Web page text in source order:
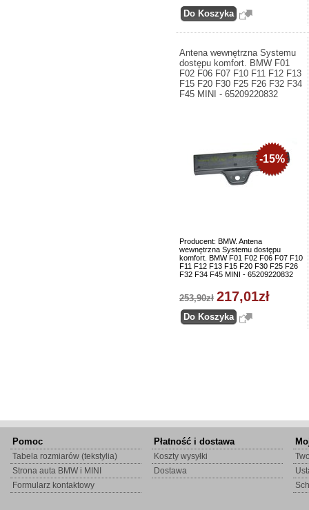
Antena wewnętrzna Systemu
dostępu komfort. BMW F01
F02 F06 F07 F10 F11 F12 F13
F15 F20 F30 F25 F26 F32 F34
F45 MINI - 65209220832
Producent: BMW. Antena
wewnętrzna Systemu dostępu
komfort. BMW F01 F02 F06 F07 F10
F11 F12 F13 F15 F20 F30 F25 F26
F32 F34 F45 MINI - 65209220832
-15%
253,90zł 217,01zł
Pomoc
Tabela rozmiarów (tekstylia)
Strona auta BMW i MINI
Formularz kontaktowy
Płatność i dostawa
Koszty wysyłki
Dostawa